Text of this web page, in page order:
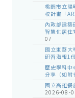
桃園市立
校計畫「
內政部建
智慧化居
07
國立東華大
研習海報1
歷史學科
分享（如附
國立高雄
2026-08-